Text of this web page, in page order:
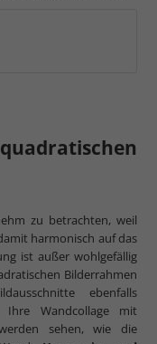
zu betrachten, weil
harmonisch auf das
ist außer wohlgefällig
Bilderrahmen
ebenfalls
Ihre Wandcollage mit
sehen, wie die